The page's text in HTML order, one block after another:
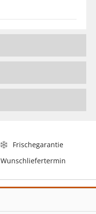
Frischegarantie
Wunschliefertermin